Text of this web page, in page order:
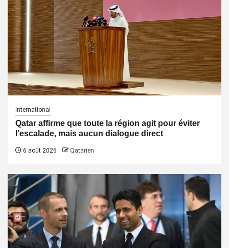
International
Qatar affirme que toute la région agit pour éviter
l’escalade, mais aucun dialogue direct
6 août 2026 Qatarien